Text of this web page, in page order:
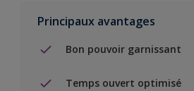
Principaux avantages
Bon pouvoir garnissant
Temps ouvert optimisé